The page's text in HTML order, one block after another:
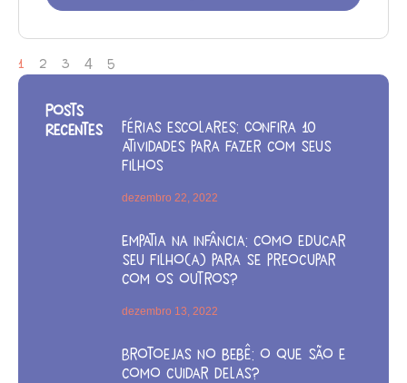
1 2 3 4 5
Posts
Recentes
Férias escolares: Confira 10
atividades para fazer com seus
filhos
dezembro 22, 2022
Empatia na infância: como educar
seu filho(a) para se preocupar
com os outros?
dezembro 13, 2022
Brotoejas no bebê: o que são e
como cuidar delas?